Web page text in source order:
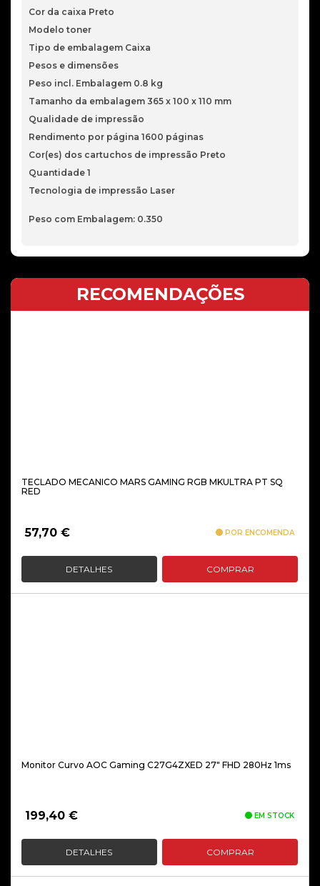
Cor da caixa Preto
Modelo toner
Tipo de embalagem Caixa
Pesos e dimensões
Peso incl. Embalagem 0.8 kg
Tamanho da embalagem 365 x 100 x 110 mm
Qualidade de impressão
Rendimento por página 1600 páginas
Cor(es) dos cartuchos de impressão Preto
Quantidade 1
Tecnologia de impressão Laser
Peso com Embalagem: 0.350
RECOMENDAÇÕES
TECLADO MECANICO MARS GAMING RGB MKULTRA PT SQ
RED
57,70 € POR ENCOMENDA
DETALHES COMPRAR
Monitor Curvo AOC Gaming C27G4ZXED 27″ FHD 280Hz 1ms
199,40 € EM STOCK
DETALHES COMPRAR